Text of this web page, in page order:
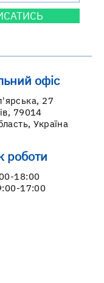
офіс
27
79014
Україна
роботи
18:00
17:00